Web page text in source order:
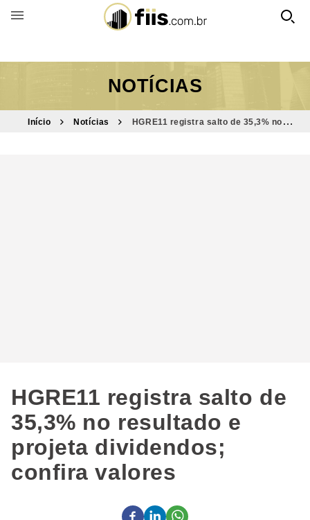
BUSCAR POR FUNDO
NOTÍCIAS
Início Notícias
HGRE11 registra salto de 35,3% no
HGRE11 registra salto de
35,3% no resultado e
projeta dividendos;
confira valores